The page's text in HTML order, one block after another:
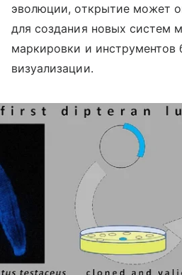
эволюции, открытие может
для создания новых систем
маркировки и инструментов
визуализации.